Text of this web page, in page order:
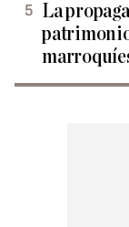
La